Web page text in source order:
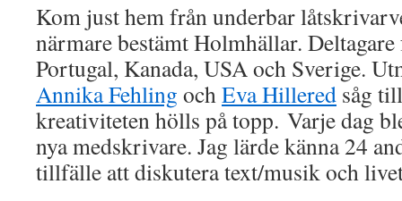
Kom just hem från underbar
närmare bestämt Holmhällar.
Portugal, Kanada, USA och Sverige.
Annika Fehling ochEva Hillered såg
kreativiteten hölls på topp. Varje dag
nya medskrivare. Jag lärde känna 24
tillfälle att diskutera text/musik och